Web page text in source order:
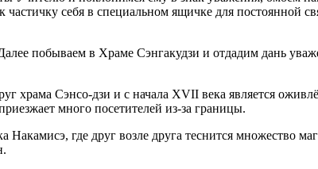
себя в специальном ящичке для постоянной
побываем в Храме Сэнгакудзи и отдадим дань
храма Сэнсо-дзи и с начала XVII века является
много посетителей из-за границы.
где друг возле друга теснится множество